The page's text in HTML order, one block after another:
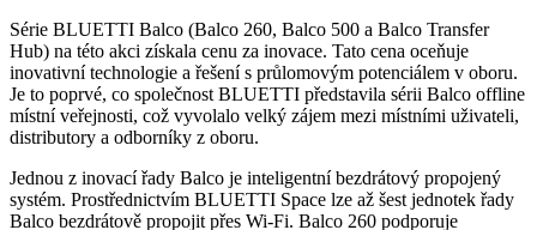
Série BLUETTI Balco (Balco 260, Balco 500 a Balco Transfer
Hub) na této akci získala cenu za inovace. Tato cena oceňuje
inovativní technologie a řešení s průlomovým potenciálem v oboru.
Je to poprvé, co společnost BLUETTI představila sérii Balco offline
místní veřejnosti, což vyvolalo velký zájem mezi místními uživateli,
distributory a odborníky z oboru.
Jednou z inovací řady Balco je inteligentní bezdrátový propojený
systém. Prostřednictvím BLUETTI Space lze až šest jednotek řady
Balco bezdrátově propojit přes Wi-Fi. Balco 260 podporuje